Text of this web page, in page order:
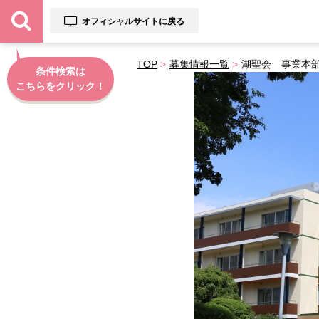
オフィシャルサイトに戻る
条件検索は
こちらをクリック！
TOP 募集情報一覧 湖聖会 事業本